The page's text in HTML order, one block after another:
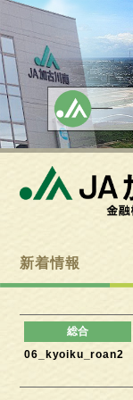
新着情報
06_kyoiku_roan2